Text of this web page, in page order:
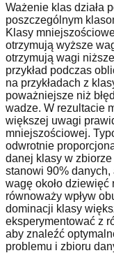
Ważenie klas działa
poszczególnym
Klasy
otrzymują wyższe
otrzymują wagi
przykład podczas
na przykładach z
poważniejsze niż
wadze. W rezultacie
większej uwagi
mniejszościowej.
odwrotnie
danej klasy w zbiorze
stanowi 90% danych,
wagę około dziewięć
równoważy wpływ
dominacji klasy
eksperymentować z
aby znaleźć
problemu i zbioru